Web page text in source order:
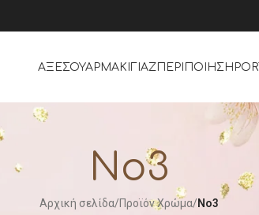
ΑΞΕΣΟΥΑΡΜΑΚΙΓΙΆΖΠΕΡΙΠΟΊΗΣΗ
No3
Αρχική σελίδα/Προϊόν Χρώμα/No3